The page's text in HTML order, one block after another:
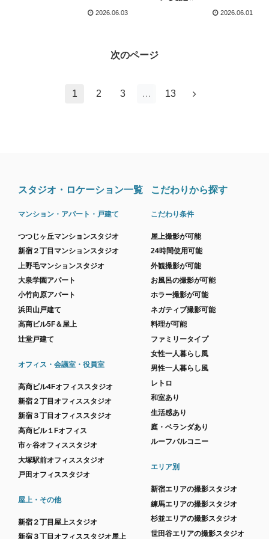
2026.06.03 2026.06.01
次のページ
1 2 3 … 13
スタジオ・ロケーション一覧
マンション・アパート・戸建て
つつじヶ丘マンションスタジオ
新宿２丁目マンションスタジオ
上野毛マンションスタジオ
大泉学園アパート
小竹向原アパート
浜田山戸建て
高商ビル5F＆屋上
辻堂戸建て
オフィス・会議室・役員室
高商ビル4Fオフィススタジオ
新宿２丁目オフィススタジオ
新宿３丁目オフィススタジオ
高商ビル１Fオフィス
市ヶ谷オフィススタジオ
大塚駅前オフィススタジオ
戸田オフィススタジオ
屋上・その他
新宿２丁目屋上スタジオ
新宿３丁目オフィススタジオ屋上
こだわりから探す
こだわり条件
屋上撮影が可能
24時間使用可能
外観撮影が可能
お風呂の撮影が可能
ホラー撮影が可能
ネガティブ撮影可能
料理が可能
ファミリータイプ
女性一人暮らし風
男性一人暮らし風
レトロ
和室あり
生活感あり
庭・ベランダあり
ルーフバルコニー
エリア別
新宿エリアの撮影スタジオ
練馬エリアの撮影スタジオ
杉並エリアの撮影スタジオ
世田谷エリアの撮影スタジオ